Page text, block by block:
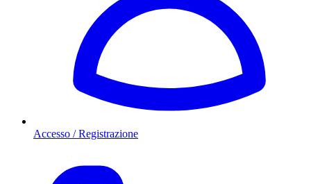
Accesso / Registrazione